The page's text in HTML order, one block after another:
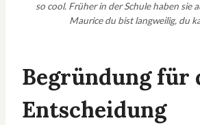
so cool. Früher in der Schule haben sie
Maurice du bist langweilig, du
Begründung für
Entscheidung